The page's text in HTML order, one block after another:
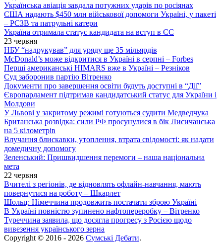
Українська авіація завдала потужних ударів по росіянах
США надають $450 млн військової допомоги Україні, у пакеті
– РСЗВ та патрульні катери
Україна отримала статус кандидата на вступ в ЄС
23 червня
НБУ “надрукував” для уряду ще 35 мільярдів
McDonald’s може відкритися в Україні в серпні – Forbes
Перші американські HIMARS вже в Україні – Резніков
Суд заборонив партію Вітренко
Документи про завершення освіти будуть доступні в “Дії”
Європарламент підтримав кандидатський статус для України і
Молдови
У Львові у закритому режимі готуються судити Медведчука
Британська розвідка: сили РФ просунулися в бік Лисичанська
на 5 кілометрів
Влучання блискавки, утоплення, втрата свідомості: як надати
домедичну допомогу
Зеленський: Пришвидшення перемоги – наша національна
мета
22 червня
Вчителі з регіонів, де відновлять офлайн-навчання, мають
повернутися на роботу – Шкарлет
Шольц: Німеччина продовжить постачати зброю Україні
В Україні повністю зупинено нафтопереробку – Вітренко
Туреччина заявила, що досягла прогресу з Росією щодо
вивезення українського зерна
Copyright © 2016 - 2026 Сумські Дебати.